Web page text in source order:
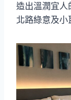
造出溫潤宜人
北路綠意及小